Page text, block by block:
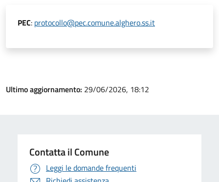
PEC: protocollo@pec.comune.alghero.ss.it
Ultimo aggiornamento: 29/06/2026, 18:12
Contatta il Comune
Leggi le domande frequenti